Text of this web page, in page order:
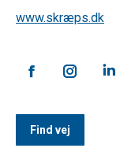
www.skræps.dk
Find vej